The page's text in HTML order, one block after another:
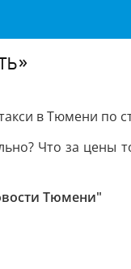
в Тюмени по
Что за цены
Тюмени"